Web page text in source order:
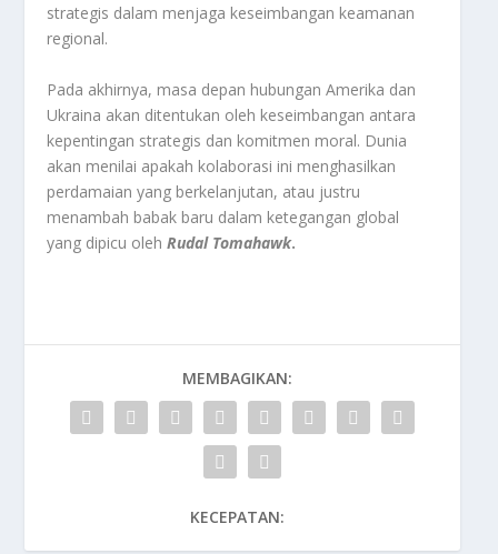
strategis dalam menjaga keseimbangan keamanan
regional.
Pada akhirnya, masa depan hubungan Amerika dan
Ukraina akan ditentukan oleh keseimbangan antara
kepentingan strategis dan komitmen moral. Dunia
akan menilai apakah kolaborasi ini menghasilkan
perdamaian yang berkelanjutan, atau justru
menambah babak baru dalam ketegangan global
yang dipicu olehRudal Tomahawk.
MEMBAGIKAN:
KECEPATAN: